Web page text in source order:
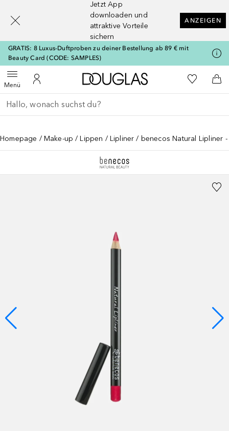
Jetzt App
downloaden und
attraktive Vorteile
sichern
ANZEIGEN
GRATIS: 8 Luxus-Duftproben zu deiner Bestellung ab 89 € mit
Beauty Card (CODE: SAMPLES)
MenüMenü öffnenZu Meinem Kundenkonto
Zur Douglas Startseite
Zu Meiner
Gehe zurück
Suche ausführen
Homepage Make-up Lippen Lipliner benecos Natural Lipliner
[navigation.slideout.screenreader]